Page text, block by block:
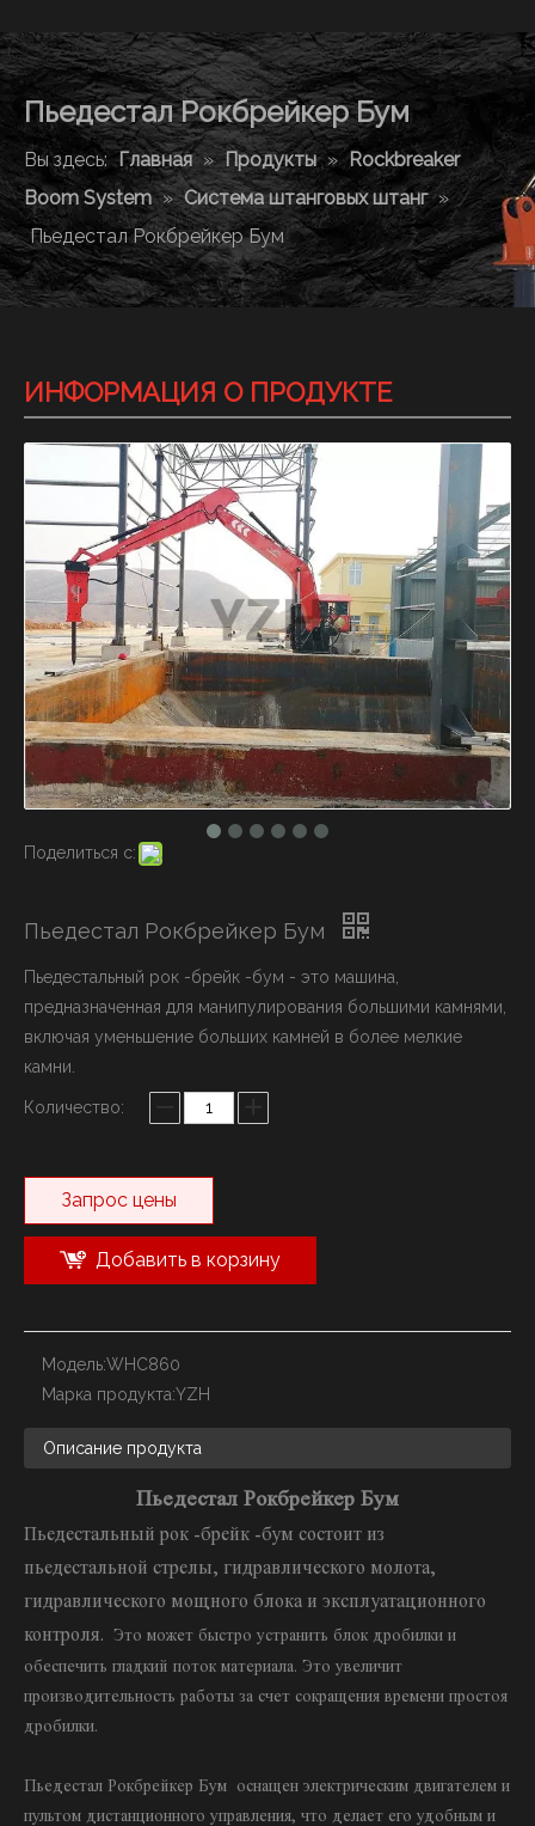
Пьедестал Рокбрейкер Бум
Вы здесь: Главная » Продукты » Rockbreaker
Boom System » Система штанговых штанг »
Пьедестал Рокбрейкер Бум
ИНФОРМАЦИЯ О ПРОДУКТЕ
Поделиться с:
Пьедестал Рокбрейкер Бум
Пьедестальный рок -брейк -бум - это машина,
предназначенная для манипулирования большими камнями,
включая уменьшение больших камней в более мелкие
камни.
Количество:
Запрос цены
Добавить в корзину
Модель:WHC860
Марка продукта:YZH
Описание продукта
Пьедестал Рокбрейкер Бум
Пьедестальный рок -брейк -бум состоит из
пьедестальной стрелы, гидравлического молота,
гидравлического мощного блока и эксплуатационного
контроля.
Это может быстро устранить блок дробилки и
обеспечить гладкий поток материала. Это увеличит
производительность работы за счет сокращения времени простоя
дробилки.
Пьедестал Рокбрейкер Бум оснащен электрическим двигателем и
пультом дистанционного управления, что делает его удобным и